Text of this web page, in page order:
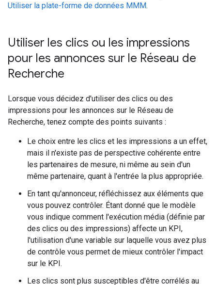
Utiliser la plate-forme de données MMM.
Utiliser les clics ou les impressions
pour les annonces sur le Réseau de
Recherche
Lorsque vous décidez d'utiliser des clics ou des
impressions pour les annonces sur le Réseau de
Recherche, tenez compte des points suivants :
Le choix entre les clics et les impressions a un effet,
mais il n'existe pas de perspective cohérente entre
les partenaires de mesure, ni même au sein d'un
même partenaire, quant à l'entrée la plus appropriée.
En tant qu'annonceur, réfléchissez aux éléments que
vous pouvez contrôler. Étant donné que le modèle
vous indique comment l'exécution média (définie par
des clics ou des impressions) affecte un KPI,
l'utilisation d'une variable sur laquelle vous avez plus
de contrôle vous permet de mieux contrôler l'impact
sur le KPI.
Les clics sont plus susceptibles d'être corrélés au